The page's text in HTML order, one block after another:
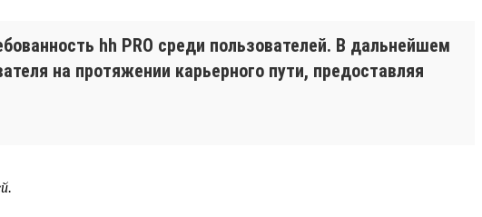
hh PRO среди пользователей. В дальнейшем
на протяжении карьерного пути, предоставляя